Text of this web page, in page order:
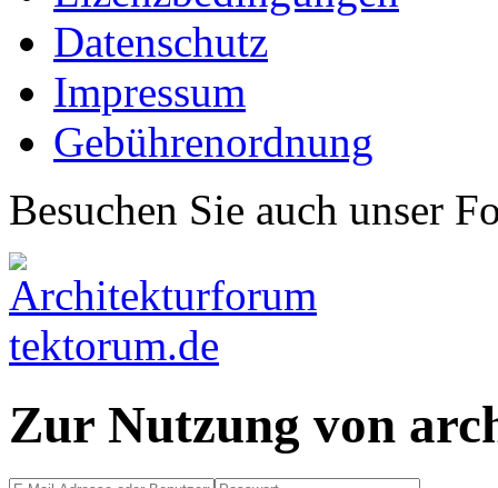
Datenschutz
Impressum
Gebührenordnung
Besuchen Sie auch unser
Zur Nutzung von